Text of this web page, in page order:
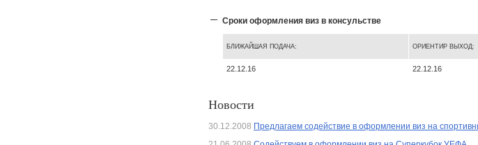
Сроки оформления виз в консульстве
БЛИЖАЙШАЯ ПОДАЧА: ОРИЕНТИР ВЫХОД:
22.12.16 22.12.16
Новости
30.12.2008 Предлагаем содействие в оформлении виз на